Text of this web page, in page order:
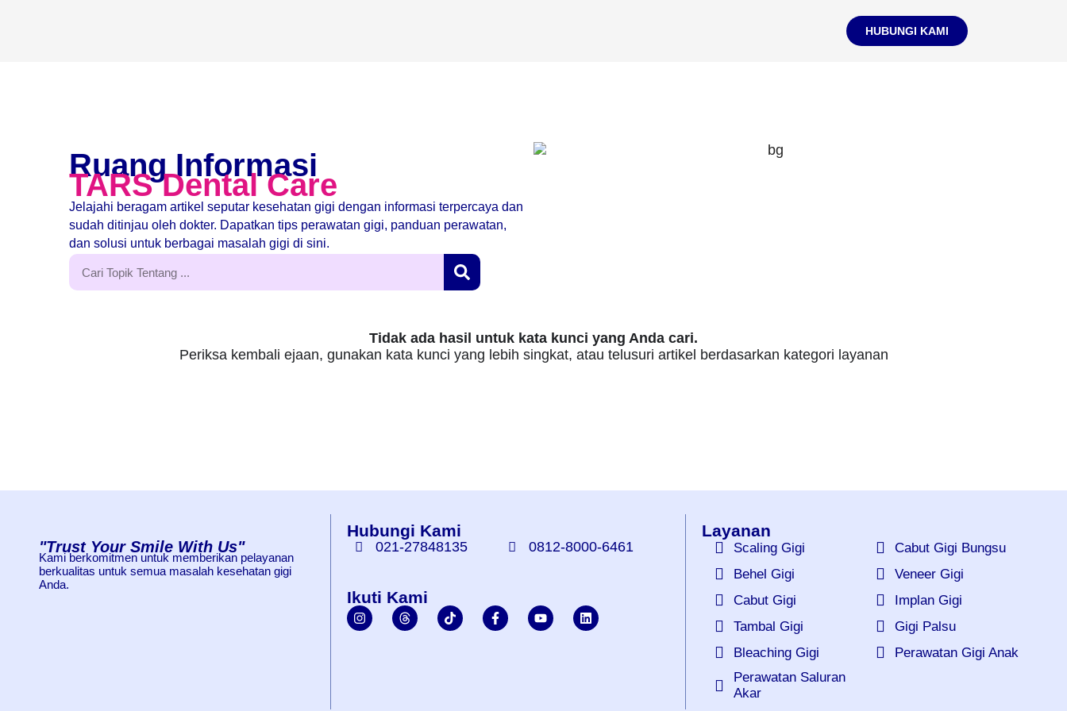
HUBUNGI KAMI
Ruang Informasi
TARS Dental Care
Jelajahi beragam artikel seputar kesehatan gigi dengan informasi terpercaya dan
sudah ditinjau oleh dokter. Dapatkan tips perawatan gigi, panduan perawatan,
dan solusi untuk berbagai masalah gigi di sini.
Tidak ada hasil untuk kata kunci yang Anda cari.
Periksa kembali ejaan, gunakan kata kunci yang lebih singkat, atau telusuri artikel berdasarkan kategori layanan
"Trust Your Smile With Us"
Kami berkomitmen untuk memberikan pelayanan
berkualitas untuk semua masalah kesehatan gigi
Anda.
Hubungi Kami
021-27848135 0812-8000-6461
Ikuti Kami
Layanan
Scaling Gigi
Behel Gigi
Cabut Gigi
Tambal Gigi
Bleaching Gigi
Perawatan Saluran
Akar
Cabut Gigi Bungsu
Veneer Gigi
Implan Gigi
Gigi Palsu
Perawatan Gigi Anak